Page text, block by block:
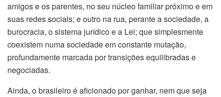
amigos e os parentes, no seu núcleo familiar próximo e em
suas redes sociais; e outro na rua, perante a sociedade, a
burocracia, o sistema jurídico e a Lei; que simplesmente
coexistem numa sociedade em constante mutação,
profundamente marcada por transições equilibradas e
negociadas.
Ainda, o brasileiro é aficionado por ganhar, nem que seja